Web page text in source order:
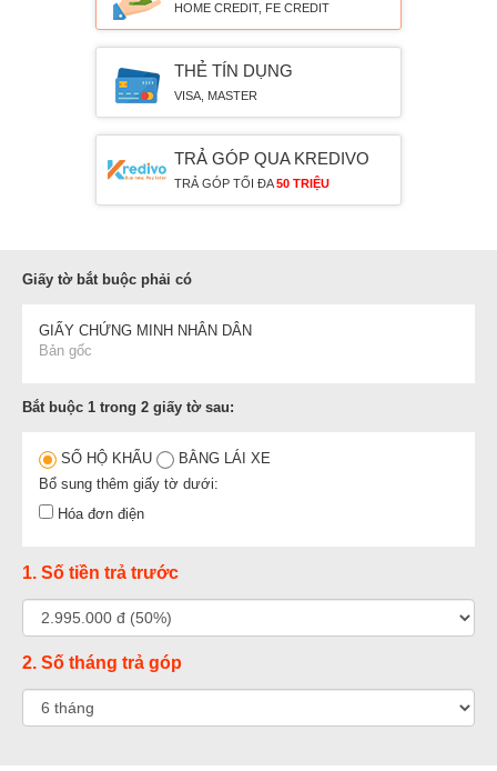
HOME CREDIT, FE CREDIT
THẺ TÍN DỤNG
VISA, MASTER
TRẢ GÓP QUA KREDIVO
TRẢ GÓP TỐI ĐA50 TRIỆU
Giấy tờ bắt buộc phải có
GIẤY CHỨNG MINH NHÂN DÂN
Bản gốc
Bắt buộc 1 trong 2 giấy tờ sau:
SỔ HỘ KHẨU
BẰNG LÁI XE
Bổ sung thêm giấy tờ dưới:
Hóa đơn điện
1. Số tiền trả trước
2. Số tháng trả góp